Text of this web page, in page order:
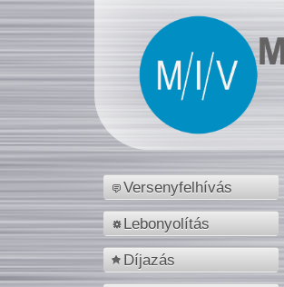
Versenyfelhívás
Lebonyolítás
Díjazás